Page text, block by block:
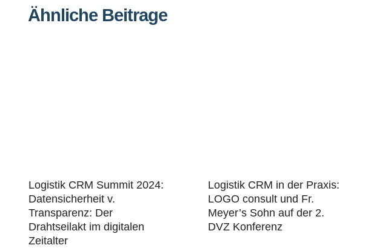
Ähnliche Beitrage
Logistik CRM Summit 2024:
Datensicherheit v.
Transparenz: Der
Drahtseilakt im digitalen
Zeitalter
Logistik CRM in der Praxis:
LOGO consult und Fr.
Meyer’s Sohn auf der 2.
DVZ Konferenz